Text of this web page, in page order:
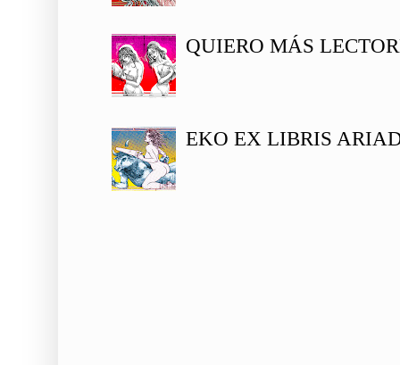
QUIERO MÁS
EKO EX LIBRIS